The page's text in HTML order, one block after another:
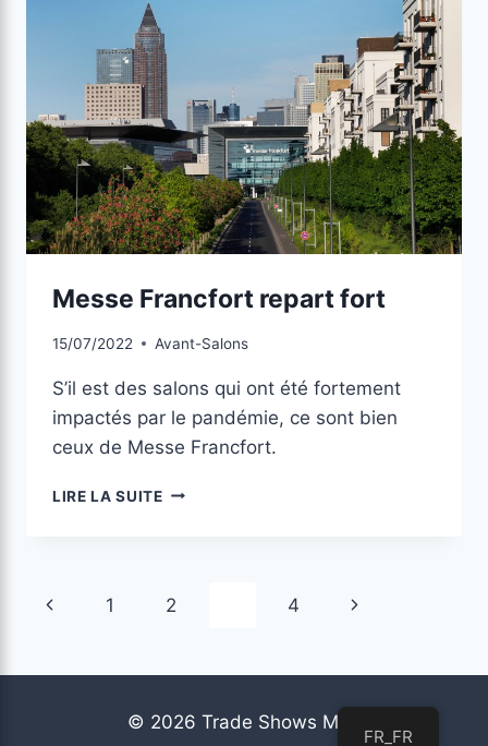
Messe Francfort repart fort
15/07/2022 Avant-Salons
S’il est des salons qui ont été fortement
impactés par le pandémie, ce sont bien
ceux de Messe Francfort.
LIRE LA SUITE
1 2 4
© 2026 Trade Shows Mag
FR_FR